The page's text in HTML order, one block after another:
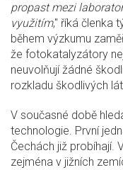
propast mezi
využitím," říká členka
během výzkumu
že fotokatalyzátory
neuvolňují žádné
rozkladu škodlivých
V současné době
technologie. První
Čechách již probíhají.
zejména v jižních